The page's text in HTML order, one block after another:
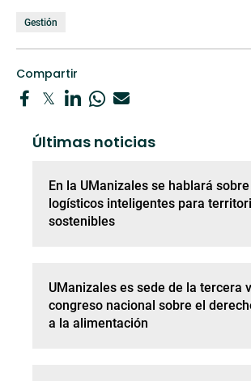
Gestión
Compartir
Últimas noticias
En la UManizales se hablará
logísticos inteligentes para
sostenibles
UManizales es sede de la tercera
congreso nacional sobre el
a la alimentación